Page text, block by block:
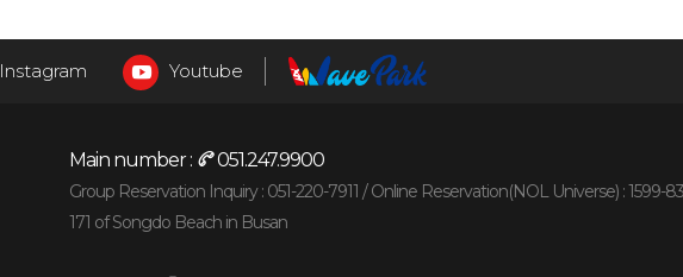
Instagram Youtube
Main number : 051.247.9900
Group Reservation Inquiry : 051-220-7911 / Online Reservation(NOL Universe) : 1599-
171 of Songdo Beach in Busan